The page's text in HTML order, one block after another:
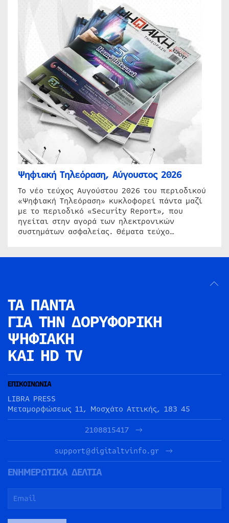
Ψηφιακή Τηλεόραση, Αύγουστος 2026
Το νέο τεύχος Αυγούστου 2026 του περιοδικού
«Ψηφιακή Τηλεόραση» κυκλοφορεί πάντα μαζί
με το περιοδικό «Security Report», που
ηγείται στην αγορά των ηλεκτρονικών
συστημάτων ασφαλείας. Θέματα τεύχο…
ΤΑ ΠΑΝΤΑ
ΓΙΑ ΤΗΝ ΔΟΡΥΦΟΡΙΚΗ
ΨΗΦΙΑΚΗ
ΚΑΙ HD TV
ΕΠΙΚΟΙΝΩΝΙΑ
LIBRA PRESS
Μεταμορφώσεως 11, Μοσχάτο Αττικής, 183 45
2108815417
support@digitaltvinfo.gr
ΕΝΗΜΕΡΩΤΙΚΑ ΔΕΛΤΙΑ